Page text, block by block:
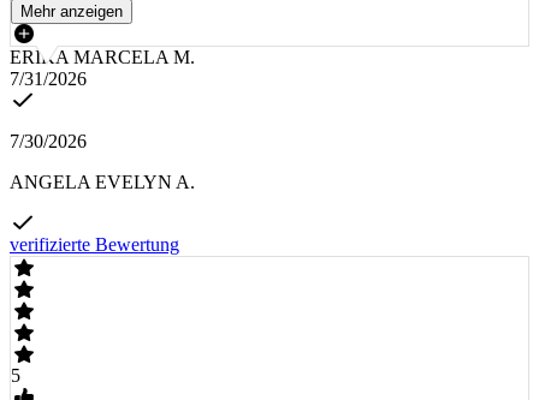
Mehr anzeigen
ERIKA MARCELA M.
7/31/2026
7/30/2026
ANGELA EVELYN A.
verifizierte Bewertung
5